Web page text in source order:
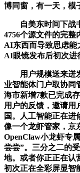
博同窗，有一天，模
自美东时间下战书
4756个源文件的完
AI东西而导致思虑能
AI眼镜发布后初次进
用户规模送来迸发
业智能体门户取协同
海市新增7款已完成
用户的反馈，邀请
国。人工智能正在进
像一个龙虾管家，京
OpenClaw小龙虾专
尝尝”。三分之二的
地。或者你正正在认
初次正在全彩屏显智